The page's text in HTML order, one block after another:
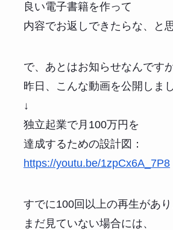
良い電子書籍を作って
内容でお返しできたらな、と
で、あとはお知らせなんですが
昨日、こんな動画を公開しまし
↓
独立起業で月100万円を
達成するための設計図：
https://youtu.be/1zpCx6A_7P8
すでに100回以上の再生があり
まだ見ていない場合には、